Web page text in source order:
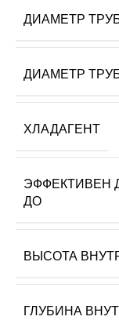
ДИАМЕТР
ДИАМЕТР
ХЛАДАГЕНТ
ДО
ВЫСОТА
ГЛУБИНА